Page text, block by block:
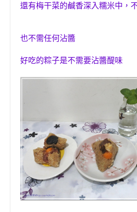
還有梅干菜的鹹香深入糯米中，
也不需任何沾醬
好吃的粽子是不需要沾醬醍味